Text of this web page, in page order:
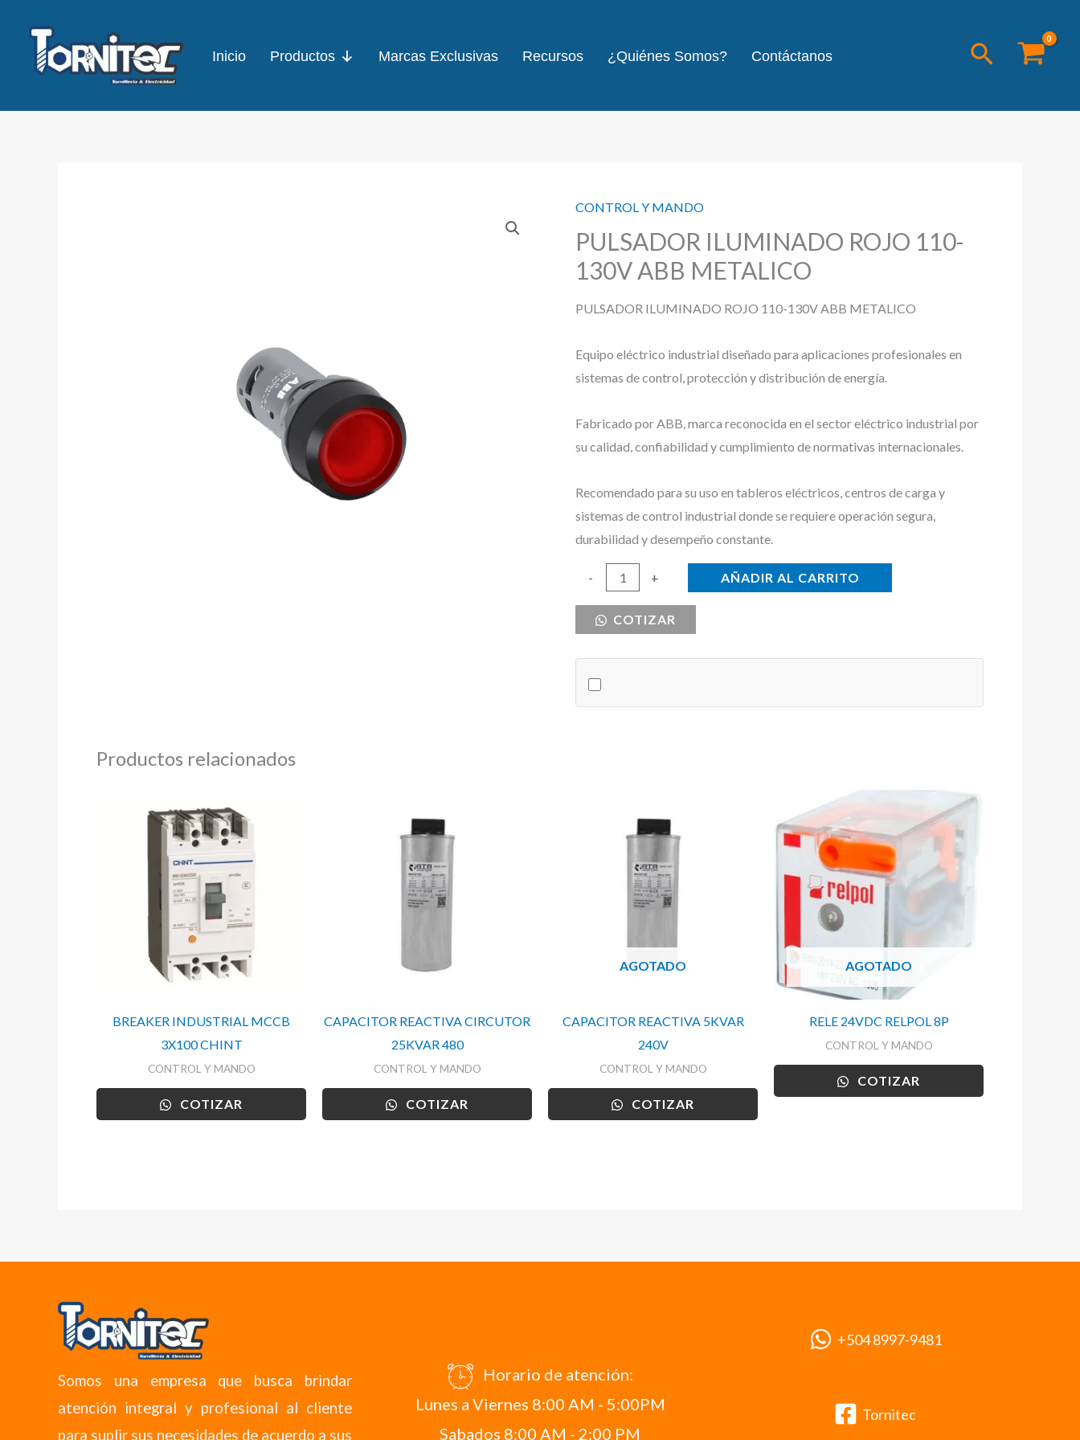
contenido
Inicio Productos Marcas Exclusivas Recursos ¿Quiénes Somos? Contáctanos Buscar
CONTROL Y MANDO
PULSADOR ILUMINADO ROJO 110-
130V ABB METALICO
PULSADOR ILUMINADO ROJO 110-130V ABB METALICO
Equipo eléctrico industrial diseñado para aplicaciones profesionales en
sistemas de control, protección y distribución de energía.
Fabricado por ABB, marca reconocida en el sector eléctrico industrial por
su calidad, confiabilidad y cumplimiento de normativas internacionales.
Recomendado para su uso en tableros eléctricos, centros de carga y
sistemas de control industrial donde se requiere operación segura,
durabilidad y desempeño constante.
-
PULSADOR
ROJO
ABB
+ AÑADIR AL CARRITO
COTIZAR
Productos relacionados
BREAKER INDUSTRIAL MCCB
3X100 CHINT
CONTROL Y MANDO
COTIZAR
CAPACITOR REACTIVA CIRCUTOR
25KVAR 480
CONTROL Y MANDO
COTIZAR
AGOTADO
CAPACITOR REACTIVA 5KVAR
240V
CONTROL Y MANDO
COTIZAR
AGOTADO
RELE 24VDC RELPOL 8P
CONTROL Y MANDO
COTIZAR
Somos una empresa que busca brindar
atención integral y profesional al cliente
para suplir sus necesidades de acuerdo a sus
Horario de atención:
Lunes a Viernes 8:00 AM - 5:00PM
Sabados 8:00 AM - 2:00 PM
+504 8997-9481
Tornitec